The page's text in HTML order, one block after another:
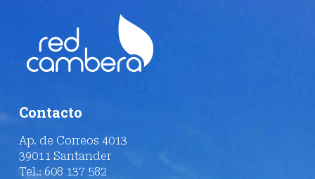
Contacto
Ap. de Correos 4013
39011 Santander
Tel.: 608 137 582